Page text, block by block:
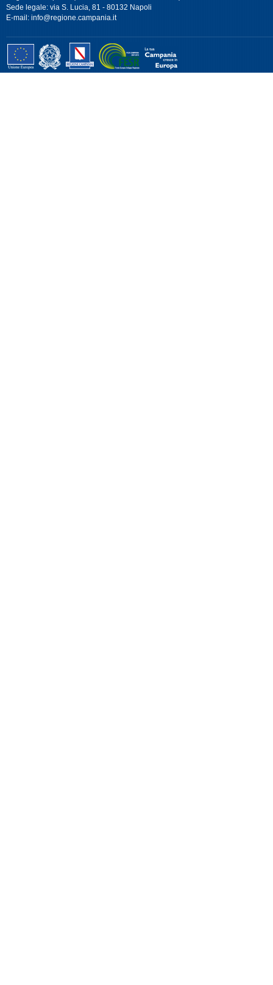
Sede legale: via S. Lucia, 81 - 80132 Napoli
E-mail: info@regione.campania.it